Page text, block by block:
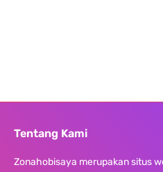
Tentang Kami
Zonahobisaya merupakan situs